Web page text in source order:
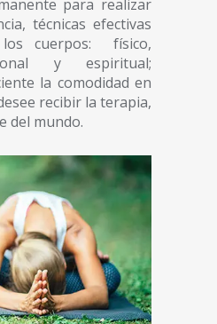
para realizar
técnicas efectivas
cuerpos: físico,
y espiritual;
la comodidad en
recibir la terapia,
del mundo.